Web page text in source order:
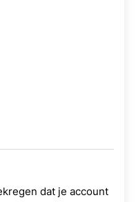
dat je account